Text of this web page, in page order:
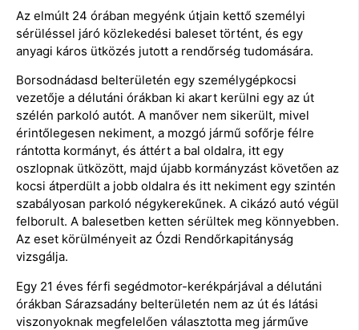
Az elmúlt 24 órában megyénk útjain kettő személyi
sérüléssel járó közlekedési baleset történt, és egy
anyagi káros ütközés jutott a rendőrség tudomására.
Borsodnádasd belterületén egy személygépkocsi
vezetője a délutáni órákban ki akart kerülni egy az út
szélén parkoló autót. A manőver nem sikerült, mivel
érintőlegesen nekiment, a mozgó jármű sofőrje félre
rántotta kormányt, és áttért a bal oldalra, itt egy
oszlopnak ütközött, majd újabb kormányzást követően az
kocsi átperdült a jobb oldalra és itt nekiment egy szintén
szabályosan parkoló négykerekűnek. A cikázó autó végül
felborult. A balesetben ketten sérültek meg könnyebben.
Az eset körülményeit az Ózdi Rendőrkapitányság
vizsgálja.
Egy 21 éves férfi segédmotor-kerékpárjával a délutáni
órákban Sárazsadány belterületén nem az út és látási
viszonyoknak megfelelően választotta meg járműve